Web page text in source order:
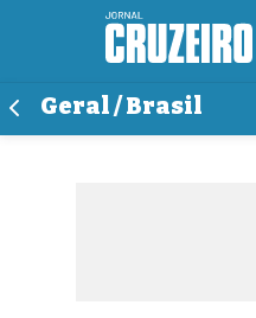
Geral / Brasil